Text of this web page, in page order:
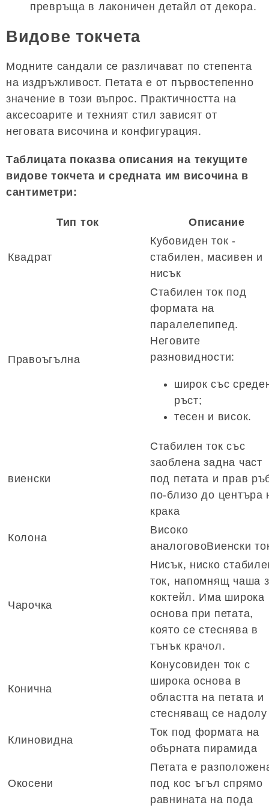
превръща в лаконичен детайл от декора.
Видове токчета
Модните сандали се различават по степента
на издръжливост. Петата е от първостепенно
значение в този въпрос. Практичността на
аксесоарите и техният стил зависят от
неговата височина и конфигурация.
Таблицата показва описания на текущите
видове токчета и средната им височина в
сантиметри:
Тип ток Описание
Квадрат
Кубовиден ток -
стабилен, масивен и
нисък
Правоъгълна
Стабилен ток под
формата на
паралелепипед.
Неговите
разновидности:
широк със
ръст;
тесен и висок.
виенски
Стабилен ток със
заоблена задна част
под петата и прав
по-близо до центъра
крака
Колона
Високо
аналоговоВиенски
Чарочка
Нисък, ниско
ток, напомнящ чаша
коктейл. Има широка
основа при петата,
която се стеснява в
тънък крачол.
Конична
Конусовиден ток с
широка основа в
областта на петата и
стесняващ се надолу
Клиновидна
Ток под формата на
обърната пирамида
Окосени
Петата е
под кос ъгъл спрямо
равнината на пода